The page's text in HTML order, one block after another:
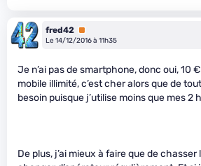
fred42 Premium
Le 14/12/2016 à 11h35
Je n’ai pas de smartphone, donc oui, 10
mobile illimité, c’est cher alors que de
besoin puisque j’utilise moins que mes 2
De plus, j’ai mieux à faire que de